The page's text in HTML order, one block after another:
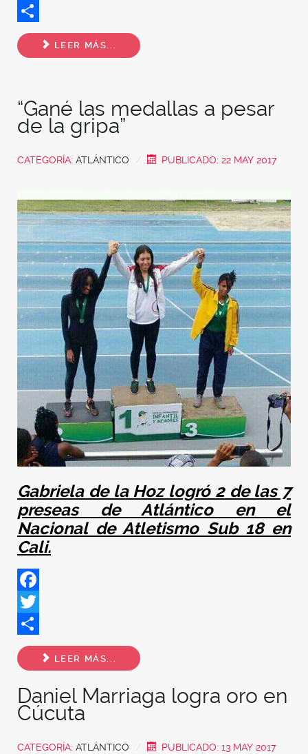
Twitter
Share
LEER MÁS...
“Gané las medallas a pesar
de la gripa”
CATEGORÍA: ATLÁNTICO PUBLICADO: 22 MAY 2017
Gabriela de la Hoz logró 2 de las 7
preseas de Atlántico en el
Nacional de Atletismo Sub 18 en
Cali.
Facebook
Twitter
Share
LEER MÁS...
Daniel Marriaga logra oro en
Cúcuta
CATEGORÍA: ATLÁNTICO PUBLICADO: 13 MAY 2017